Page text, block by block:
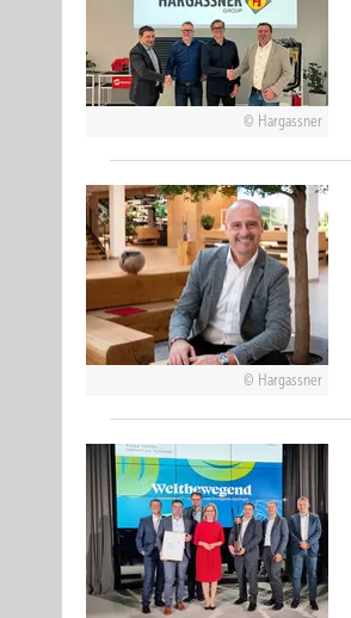
Hargassner
Hargassner